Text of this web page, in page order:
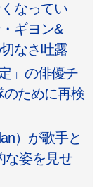
なってい
ギヨン&
なさ吐露
」の俳優チ
のために再検
）が歌手と
な姿を見せ